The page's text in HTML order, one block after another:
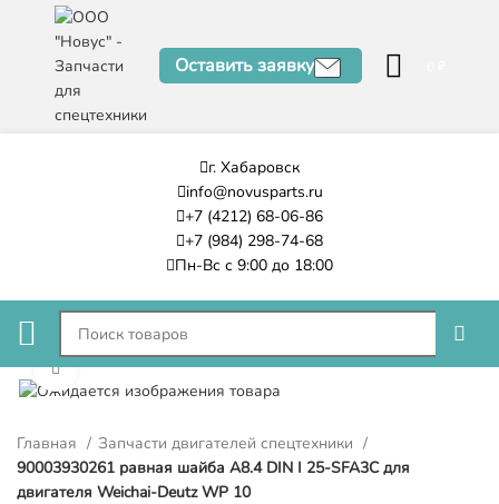
Оставить заявку
г. Хабаровск
info@novusparts.ru
+7 (4212) 68-06-86
+7 (984) 298-74-68
Пн-Вс с 9:00 до 18:00
Нажмите, чтобы увеличить
Главная
Запчасти двигателей спецтехники
90003930261 равная шайба A8.4 DIN I 25-SFA3C для
двигателя Weichai-Deutz WP 10